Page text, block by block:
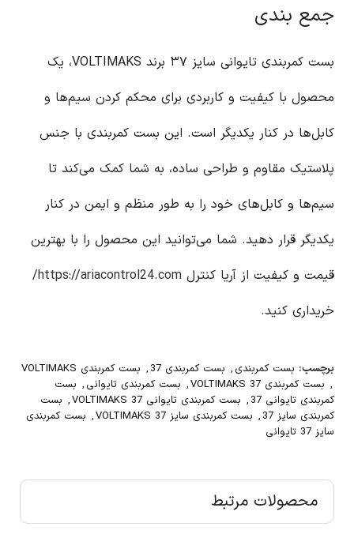
جمع بندی
بست کمربندی تایوانی سایز ۳۷ برند VOLTIMAKS، یک
محصول با کیفیت و کاربردی برای محکم کردن سیم‌ها و
کابل‌ها در کنار یکدیگر است. این بست کمربندی با جنس
پلاستیک مقاوم و طراحی ساده، به شما کمک می‌کند تا
سیم‌ها و کابل‌های خود را به طور منظم و ایمن در کنار
یکدیگر قرار دهید. شما می‌توانید این محصول را با بهترین
قیمت و کیفیت از آریا کنترل https://ariacontrol24.com/
خریداری کنید.
برچسب: بست کمربندی , بست کمربندی 37 , بست کمربندی VOLTIMAKS
, بست کمربندی VOLTIMAKS 37 , بست کمربندی تایوانی , بست
کمربندی تایوانی 37
, بست کمربندی تایوانی VOLTIMAKS 37 , بست
کمربندی سایز 37
, بست کمربندی سایز 37 VOLTIMAKS , بست کمربندی
سایز 37 تایوانی
محصولات مرتبط